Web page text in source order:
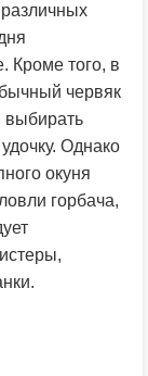
Кроме того, в
червяк
выбирать
Однако
окуня
горбача,